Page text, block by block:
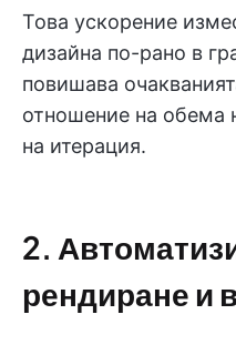
Това ускорение
дизайна по-рано в
повишава
отношение на обема
на итерация.
2.
рендиране и